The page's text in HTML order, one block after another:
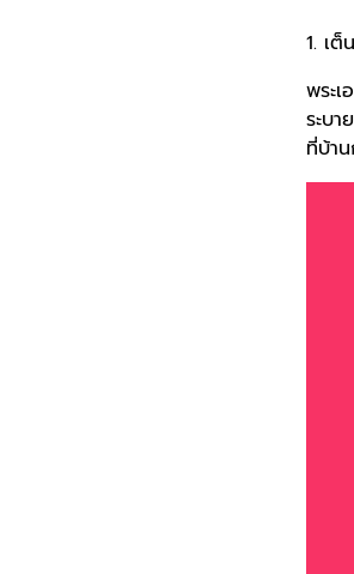
1. เต็
พระ
ระบา
ที่บ้า